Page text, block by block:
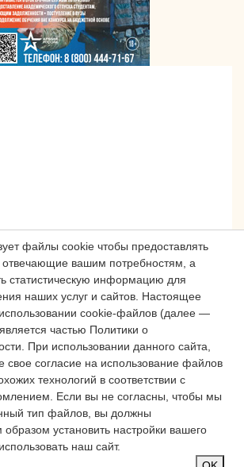
файлы cookie чтобы предоставлять
отвечающие вашим потребностям, а
статистическую информацию для
наших услуг и сайтов. Настоящее
cookie-файлов (далее —
частью Политики о
При использовании данного сайта,
свое согласие на использование файлов
технологий в соответствии с
Если вы не согласны, чтобы мы
тип файлов, вы должны
установить настройки вашего
наш сайт.
с получением «Пушкинской
приобретением билетов?
как улучшить работу
культуры?